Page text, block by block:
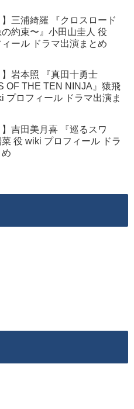
】三浦綺羅 『クロスロード
約束〜』小田山圭人 役
ール ドラマ出演まとめ
】岩本照 『真田十勇士
OF THE TEN NINJA』猿飛
プロフィール ドラマ出演ま
】吉田美月喜 『巡るスワ
役 wiki プロフィール ドラ